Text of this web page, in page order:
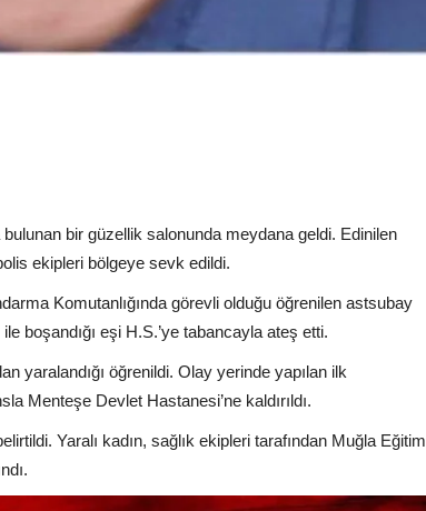
bir güzellik salonunda meydana geldi. Edinilen
ekipleri bölgeye sevk edildi.
Komutanlığında görevli olduğu öğrenilen astsubay
boşandığı eşi H.S.’ye tabancayla ateş etti.
yaralandığı öğrenildi. Olay yerinde yapılan ilk
Menteşe Devlet Hastanesi’ne kaldırıldı.
Yaralı kadın, sağlık ekipleri tarafından Muğla Eğitim